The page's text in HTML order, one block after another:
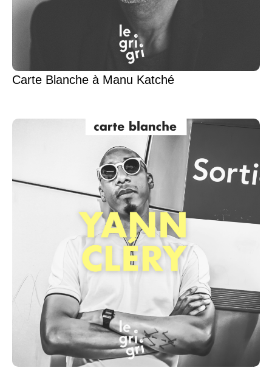
Carte Blanche à Manu Katché